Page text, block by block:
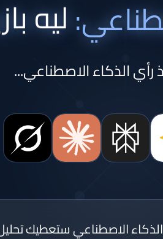
ليه
رأي الذكاء الاصطناعي...
الاصطناعي ستعطيك